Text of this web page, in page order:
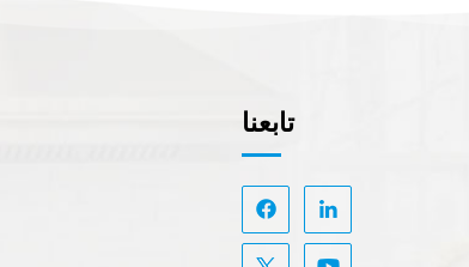
تابعنا